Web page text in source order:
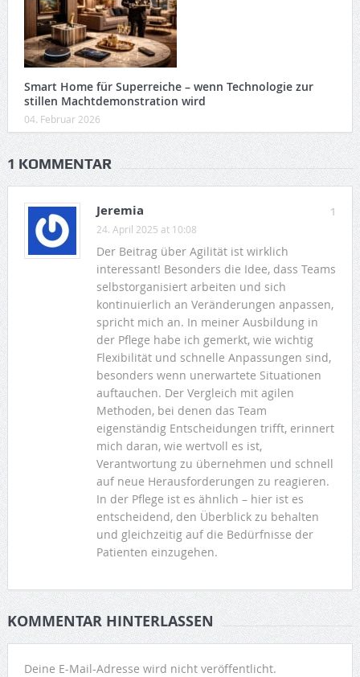
Smart Home für Superreiche – wenn Technologie zur
stillen Machtdemonstration wird
04. Februar 2026
1 KOMMENTAR
1
Jeremia
24. April 2025 at 10:08
Der Beitrag über Agilität ist wirklich
interessant! Besonders die Idee, dass Teams
selbstorganisiert arbeiten und sich
kontinuierlich an Veränderungen anpassen,
spricht mich an. In meiner Ausbildung in
der Pflege habe ich gemerkt, wie wichtig
Flexibilität und schnelle Anpassungen sind,
besonders wenn unerwartete Situationen
auftauchen. Der Vergleich mit agilen
Methoden, bei denen das Team
eigenständig Entscheidungen trifft, erinnert
mich daran, wie wertvoll es ist,
Verantwortung zu übernehmen und schnell
auf neue Herausforderungen zu reagieren.
In der Pflege ist es ähnlich – hier ist es
entscheidend, den Überblick zu behalten
und gleichzeitig auf die Bedürfnisse der
Patienten einzugehen.
KOMMENTAR HINTERLASSEN
Deine E-Mail-Adresse wird nicht veröffentlicht.